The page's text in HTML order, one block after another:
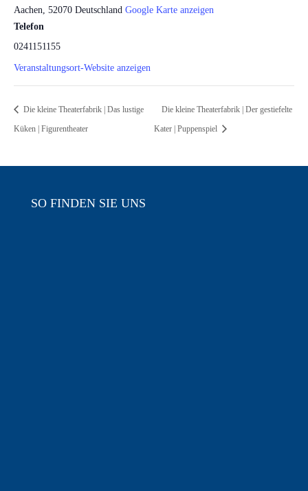
Aachen, 52070 Deutschland Google Karte anzeigen
Telefon
0241151155
Veranstaltungsort-Website anzeigen
Die kleine Theaterfabrik | Das lustige
Küken | Figurentheater
Die kleine Theaterfabrik | Der gestiefelte
Kater | Puppenspiel
SO FINDEN SIE UNS